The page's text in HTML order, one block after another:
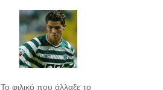
Το φιλικό που άλλαξε το